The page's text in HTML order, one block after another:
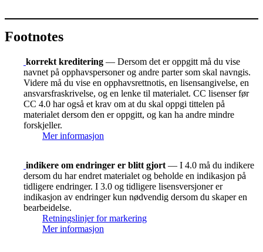
Footnotes
korrekt kreditering — Dersom det er oppgitt må du vise
navnet på opphavspersoner og andre parter som skal navngis.
Videre må du vise en opphavsrettnotis, en lisensangivelse, en
ansvarsfraskrivelse, og en lenke til materialet. CC lisenser før
CC 4.0 har også et krav om at du skal oppgi tittelen på
materialet dersom den er oppgitt, og kan ha andre mindre
forskjeller.
Mer informasjon
indikere om endringer er blitt gjort — I 4.0 må du indikere
dersom du har endret materialet og beholde en indikasjon på
tidligere endringer. I 3.0 og tidligere lisensversjoner er
indikasjon av endringer kun nødvendig dersom du skaper en
bearbeidelse.
Retningslinjer for markering
Mer informasjon